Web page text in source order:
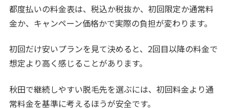
都度払いの料金表は、税込か税抜か、初回限定か通常料
金か、キャンペーン価格かで実際の負担が変わります。
初回だけ安いプランを見て決めると、2回目以降の料金で
想定より高く感じることがあります。
秋田で継続しやすい脱毛先を選ぶには、初回料金より通
常料金を基準に考えるほうが安全です。